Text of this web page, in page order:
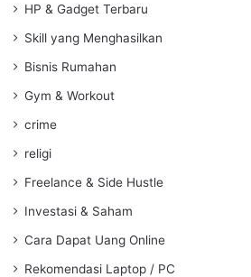
HP & Gadget Terbaru
Skill yang Menghasilkan
Bisnis Rumahan
Gym & Workout
crime
religi
Freelance & Side Hustle
Investasi & Saham
Cara Dapat Uang Online
Rekomendasi Laptop / PC